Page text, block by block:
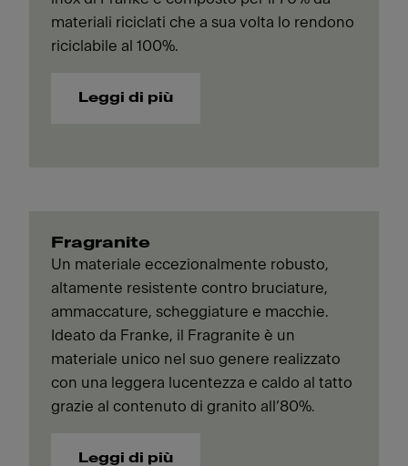
materiali riciclati che a sua volta lo rendono
riciclabile al 100%.
Leggi di più
Fragranite
Un materiale eccezionalmente robusto,
altamente resistente contro bruciature,
ammaccature, scheggiature e macchie.
Ideato da Franke, il Fragranite è un
materiale unico nel suo genere realizzato
con una leggera lucentezza e caldo al tatto
grazie al contenuto di granito all’80%.
Leggi di più